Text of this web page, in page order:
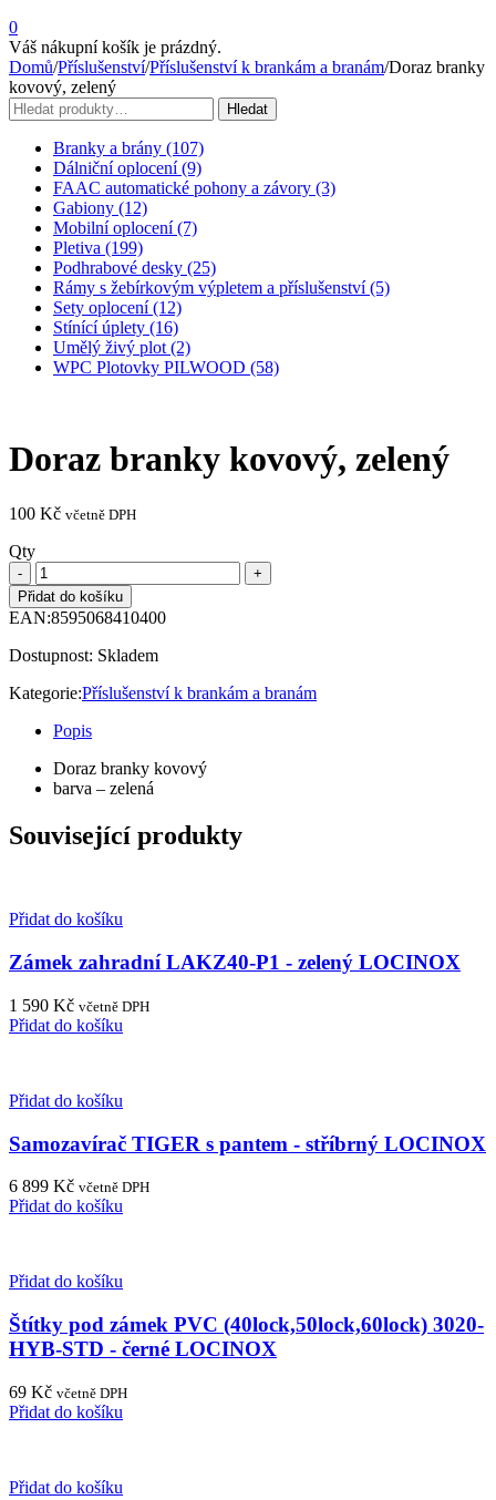
0
Váš nákupní košík je prázdný.
Domů/Příslušenství/Příslušenství k brankám a branám/Doraz branky
kovový, zelený
Hledat:
Hledat
Branky a brány (107)
Dálniční oplocení (9)
FAAC automatické pohony a závory (3)
Gabiony (12)
Mobilní oplocení (7)
Pletiva (199)
Podhrabové desky (25)
Rámy s žebírkovým výpletem a příslušenství (5)
Sety oplocení (12)
Stínící úplety (16)
Umělý živý plot (2)
WPC Plotovky PILWOOD (58)
Doraz branky kovový, zelený
100 Kč včetně DPH
Qty
Přidat do košíku
EAN:8595068410400
Dostupnost: Skladem
Kategorie:Příslušenství k brankám a branám
Popis
Doraz branky kovový
barva – zelená
Související produkty
Přidat do košíku
Zámek zahradní LAKZ40-P1 - zelený LOCINOX
1 590 Kč včetně DPH
Přidat do košíku
Přidat do košíku
Samozavírač TIGER s pantem - stříbrný LOCINOX
6 899 Kč včetně DPH
Přidat do košíku
Přidat do košíku
Štítky pod zámek PVC (40lock,50lock,60lock) 3020-
HYB-STD - černé LOCINOX
69 Kč včetně DPH
Přidat do košíku
Přidat do košíku